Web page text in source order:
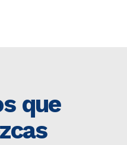
que